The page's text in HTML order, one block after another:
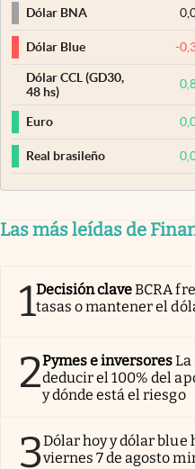
Dólar BNA
Dólar Blue -
Dólar CCL (GD30,
48 hs)
Euro
Real brasileño
Las más leídas de
1Decisión claveBCRA
tasas o mantener el
2Pymes e inversores
deducir el 100% del
y dónde está el riesgo
3Dólar hoy y dólar blue
viernes 7 de agosto